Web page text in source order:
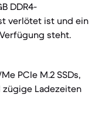
DDR4-
verlötet ist und ein
steht.
PCIe M.2 SSDs,
Ladezeiten